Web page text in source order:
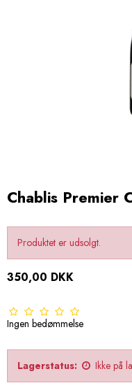
Chablis Premier
Produktet er udsolgt.
350,00 DKK
Ingen bedømmelse
Lagerstatus: Ikke på